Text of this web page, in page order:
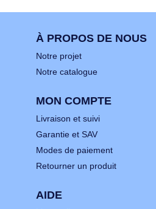
À PROPOS DE NOUS
Notre projet
Notre catalogue
MON COMPTE
Livraison et suivi
Garantie et SAV
Modes de paiement
Retourner un produit
AIDE